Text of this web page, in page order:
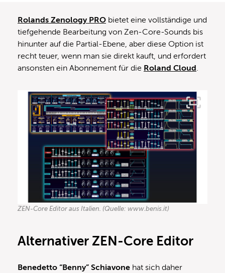
Rolands Zenology PRO bietet eine vollständige und
tiefgehende Bearbeitung von Zen-Core-Sounds bis
hinunter auf die Partial-Ebene, aber diese Option ist
recht teuer, wenn man sie direkt kauft, und erfordert
ansonsten ein Abonnement für die Roland Cloud.
ZEN-Core Editor aus Italien. (Quelle: www.benis.it)
Alternativer ZEN-Core Editor
Benedetto “Benny” Schiavone hat sich daher